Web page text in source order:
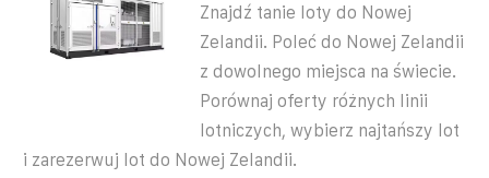
Znajdź tanie loty do Nowej
Zelandii. Poleć do Nowej Zelandii
z dowolnego miejsca na świecie.
Porównaj oferty różnych linii
lotniczych, wybierz najtańszy lot
i zarezerwuj lot do Nowej Zelandii.